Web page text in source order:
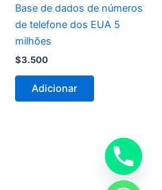
Base de dados de números
de telefone dos EUA 5
milhões
$3.500
Adicionar